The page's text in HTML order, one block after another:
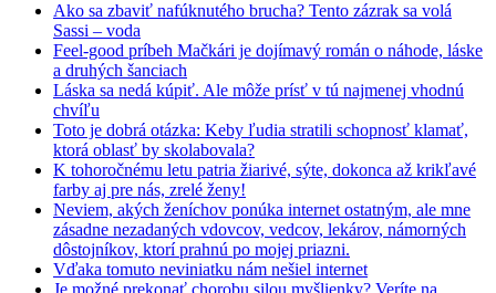
Ako sa zbaviť nafúknutého brucha? Tento zázrak sa volá
Sassi – voda
Feel-good príbeh Mačkári je dojímavý román o náhode, láske
a druhých šanciach
Láska sa nedá kúpiť. Ale môže prísť v tú najmenej vhodnú
chvíľu
Toto je dobrá otázka: Keby ľudia stratili schopnosť klamať,
ktorá oblasť by skolabovala?
K tohoročnému letu patria žiarivé, sýte, dokonca až krikľavé
farby aj pre nás, zrelé ženy!
Neviem, akých ženíchov ponúka internet ostatným, ale mne
zásadne nezadaných vdovcov, vedcov, lekárov, námorných
dôstojníkov, ktorí prahnú po mojej priazni.
Vďaka tomuto neviniatku nám nešiel internet